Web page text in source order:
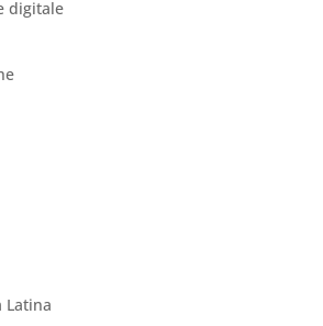
digitale
Latina